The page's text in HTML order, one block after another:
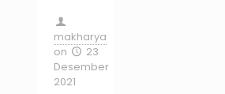
makharya
on
23
Desember
2021